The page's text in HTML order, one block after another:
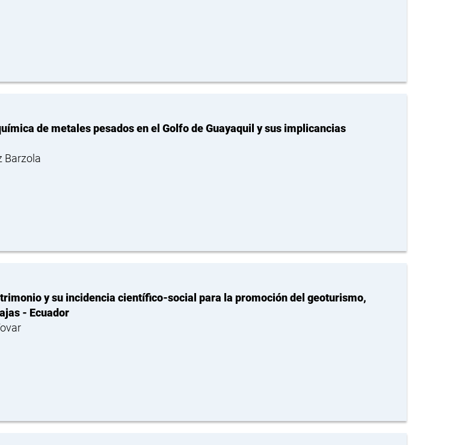
de metales pesados en el Golfo de Guayaquil y sus implicancias
Barzola
y su incidencia científico-social para la promoción del geoturismo,
- Ecuador